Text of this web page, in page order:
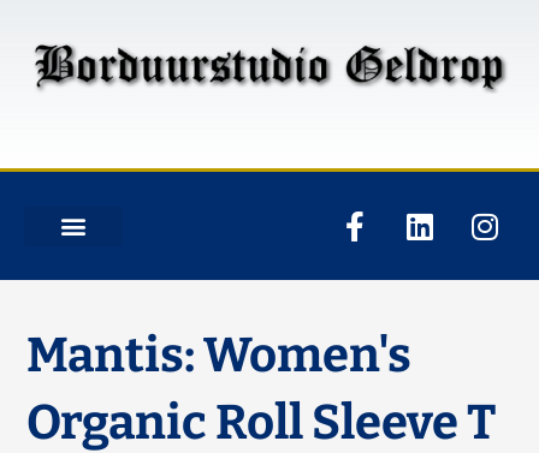
Mantis: Women's
Organic Roll Sleeve T